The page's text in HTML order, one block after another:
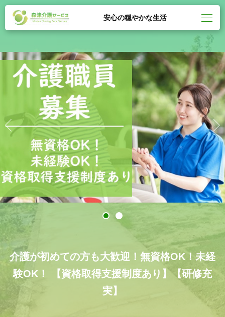
安心の穏やかな生活
介護が初めての方も大歓迎！無資格OK！未経
験OK！
【資格取得支援制度あり】【研修充
実】